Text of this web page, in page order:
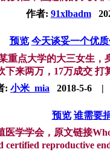
作者: 91xlbadm
预览 今天谈妥一个优
重点大学的大三女生
下来两万，17万成交
: 小米_mia 2018-5-6 |
预览 谁需要
医学学会，原文链接
certified reproductive